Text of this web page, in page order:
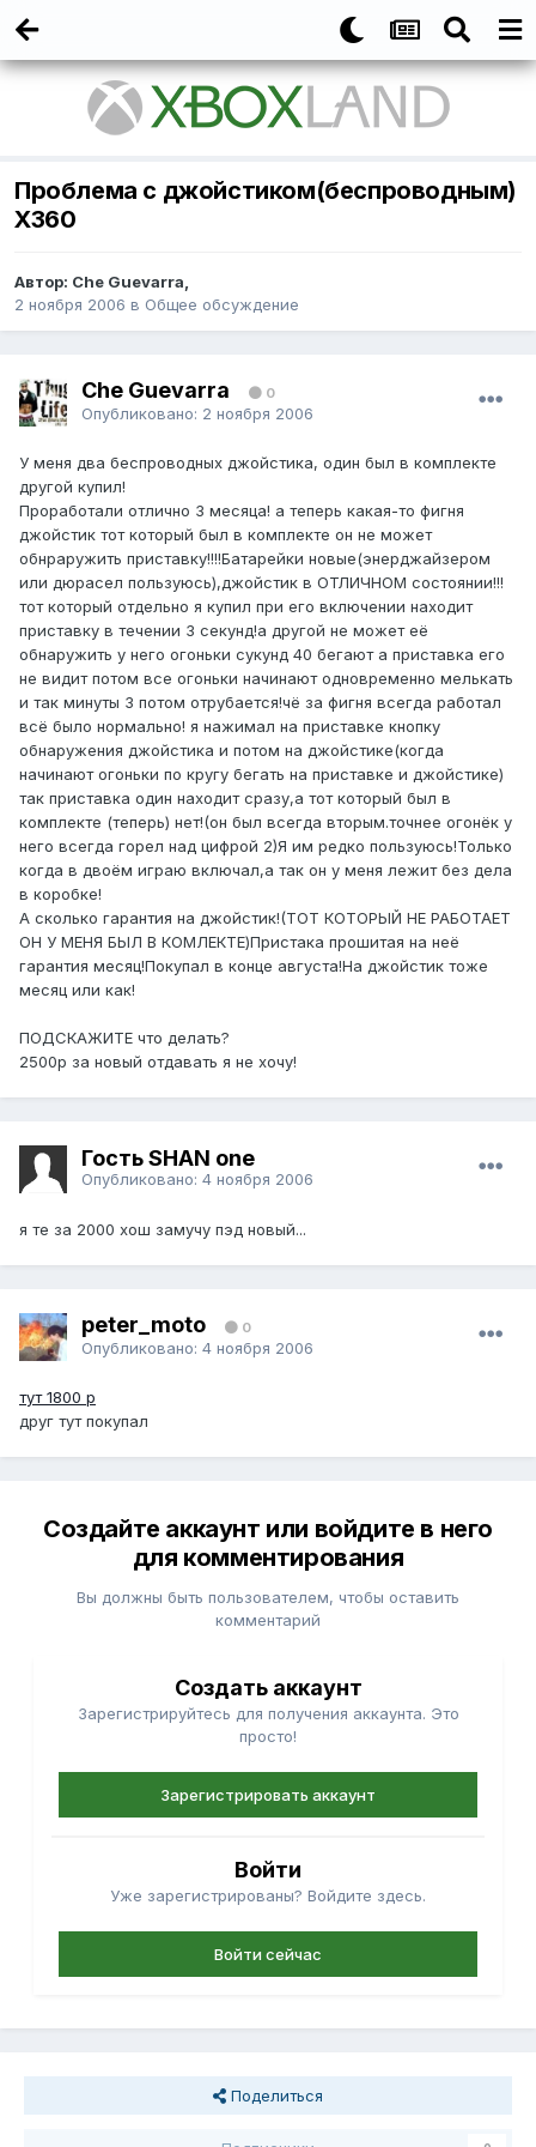
Проблема с джойстиком(беспроводным)
X360
Автор: Che Guevarra,
2 ноября 2006 в Общее обсуждение
Che Guevarra 0
Опубликовано: 2 ноября 2006
У меня два беспроводных джойстика, один был в комплекте
другой купил!
Проработали отлично 3 месяца! а теперь какая-то фигня
джойстик тот который был в комплекте он не может
обнраружить приставку!!!!Батарейки новые(энерджайзером
или дюрасел пользуюсь),джойстик в ОТЛИЧНОМ состоянии!!!
тот который отдельно я купил при его включении находит
приставку в течении 3 секунд!а другой не может её
обнаружить у него огоньки сукунд 40 бегают а приставка его
не видит потом все огоньки начинают одновременно мелькать
и так минуты 3 потом отрубается!чё за фигня всегда работал
всё было нормально! я нажимал на приставке кнопку
обнаружения джойстика и потом на джойстике(когда
начинают огоньки по кругу бегать на приставке и джойстике)
так приставка один находит сразу,а тот который был в
комплекте (теперь) нет!(он был всегда вторым.точнее огонёк у
него всегда горел над цифрой 2)Я им редко пользуюсь!Только
когда в двоём играю включал,а так он у меня лежит без дела
в коробке!
А сколько гарантия на джойстик!(ТОТ КОТОРЫЙ НЕ РАБОТАЕТ
ОН У МЕНЯ БЫЛ В КОМЛЕКТЕ)Пристака прошитая на неё
гарантия месяц!Покупал в конце августа!На джойстик тоже
месяц или как!
ПОДСКАЖИТЕ что делать?
2500р за новый отдавать я не хочу!
Гость SHAN one
Опубликовано: 4 ноября 2006
я те за 2000 хош замучу пэд новый...
peter_moto 0
Опубликовано: 4 ноября 2006
тут 1800 р
друг тут покупал
Создайте аккаунт или войдите в него
для комментирования
Вы должны быть пользователем, чтобы оставить
комментарий
Создать аккаунт
Зарегистрируйтесь для получения аккаунта. Это
просто!
Зарегистрировать аккаунт
Войти
Уже зарегистрированы? Войдите здесь.
Войти сейчас
Поделиться